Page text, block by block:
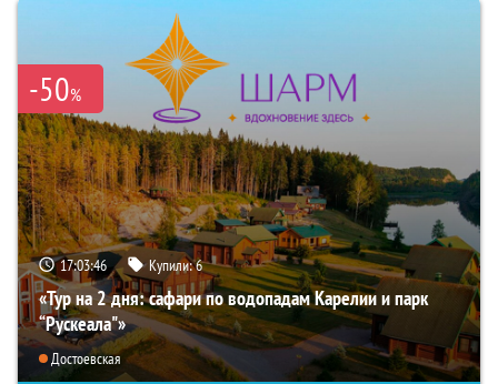
-50%
17:03:44 Купили:6
«Тур на 2 дня: сафари по водопадам Карелии и парк
“Рускеала"»
Достоевская